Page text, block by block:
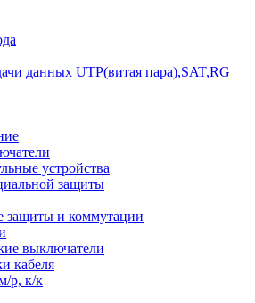
данных UTP(витая пара),SAT,RG
устройства
защиты
защиты и коммутации
выключатели
кабеля
р, к/к